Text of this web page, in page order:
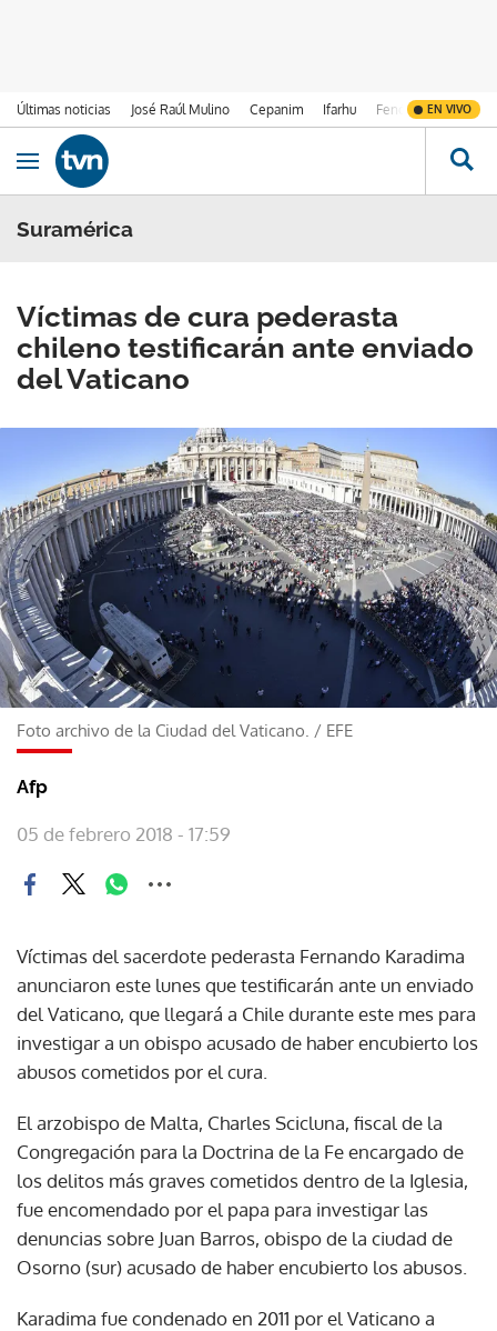
Últimas noticias José Raúl Mulino Cepanim Ifarhu Fenómeno de El
EN VIVO
Ir al contenido
Obrir navegació
Suramérica
Víctimas de cura pederasta
chileno testificarán ante enviado
del Vaticano
Foto archivo de la Ciudad del Vaticano. / EFE
Afp
05 de febrero 2018 - 17:59
Víctimas del sacerdote pederasta Fernando Karadima
anunciaron este lunes que testificarán ante un enviado
del Vaticano, que llegará a Chile durante este mes para
investigar a un obispo acusado de haber encubierto los
abusos cometidos por el cura.
El arzobispo de Malta, Charles Scicluna, fiscal de la
Congregación para la Doctrina de la Fe encargado de
los delitos más graves cometidos dentro de la Iglesia,
fue encomendado por el papa para investigar las
denuncias sobre Juan Barros, obispo de la ciudad de
Osorno (sur) acusado de haber encubierto los abusos.
Karadima fue condenado en 2011 por el Vaticano a